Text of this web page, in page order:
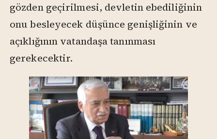
gözden geçirilmesi, devletin ebediliğinin
onu besleyecek düşünce genişliğinin ve
açıklığının vatandaşa tanınması
gerekecektir.